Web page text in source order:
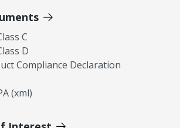
C
D
Compliance Declaration
(xml)